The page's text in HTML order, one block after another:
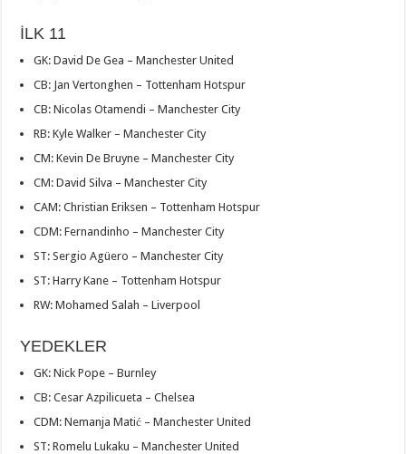
İLK 11
GK: David De Gea – Manchester United
CB: Jan Vertonghen – Tottenham Hotspur
CB: Nicolas Otamendi – Manchester City
RB: Kyle Walker – Manchester City
CM: Kevin De Bruyne – Manchester City
CM: David Silva – Manchester City
CAM: Christian Eriksen – Tottenham Hotspur
CDM: Fernandinho – Manchester City
ST: Sergio Agüero – Manchester City
ST: Harry Kane – Tottenham Hotspur
RW: Mohamed Salah – Liverpool
YEDEKLER
GK: Nick Pope – Burnley
CB: Cesar Azpilicueta – Chelsea
CDM: Nemanja Matić – Manchester United
ST: Romelu Lukaku – Manchester United